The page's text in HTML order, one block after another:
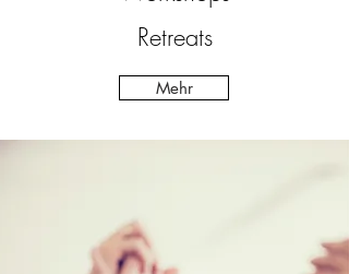
Retreats
Mehr